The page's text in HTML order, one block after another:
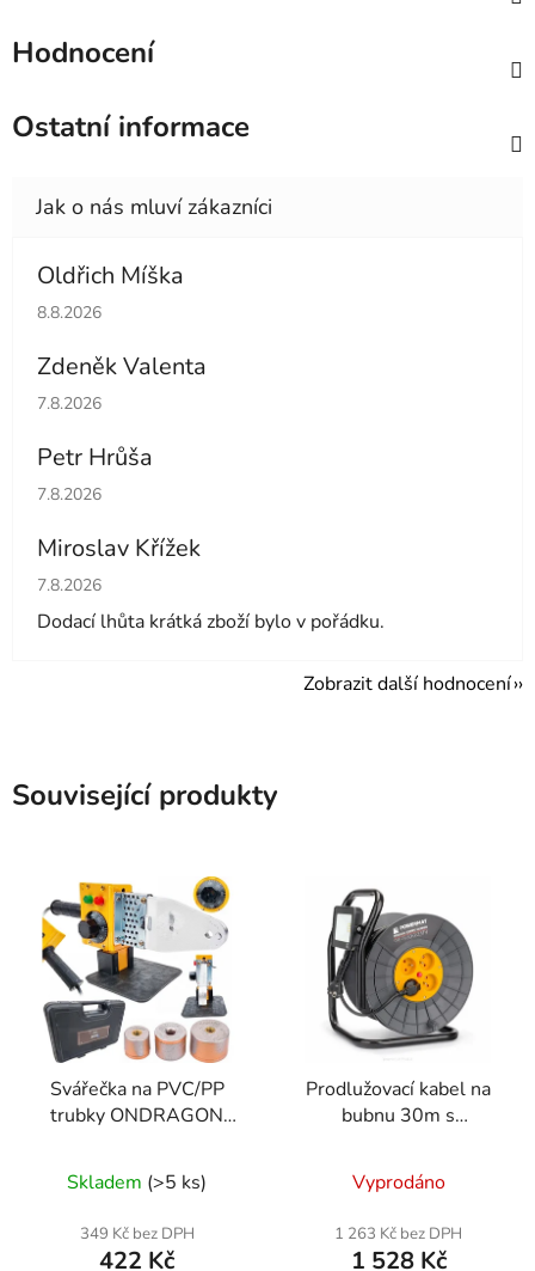
Hodnocení
Ostatní informace
Oldřich Míška
Hodnocení obchodu je 5 z 5 hvězdiček.
8.8.2026
Zdeněk Valenta
Hodnocení obchodu je 5 z 5 hvězdiček.
7.8.2026
Petr Hrůša
Hodnocení obchodu je 5 z 5 hvězdiček.
7.8.2026
Miroslav Křížek
Hodnocení obchodu je 5 z 5 hvězdiček.
7.8.2026
Dodací lhůta krátká zboží bylo v pořádku.
Zobrazit další hodnocení
Související produkty
Svářečka na PVC/PP
trubky ONDRAGON
20–32 mm, kufr
Skladem (>5 ks)
349 Kč bez DPH
422 Kč
Prodlužovací kabel na
bubnu 30m s
PM1120
Vyprodáno
1 263 Kč bez DPH
1 528 Kč